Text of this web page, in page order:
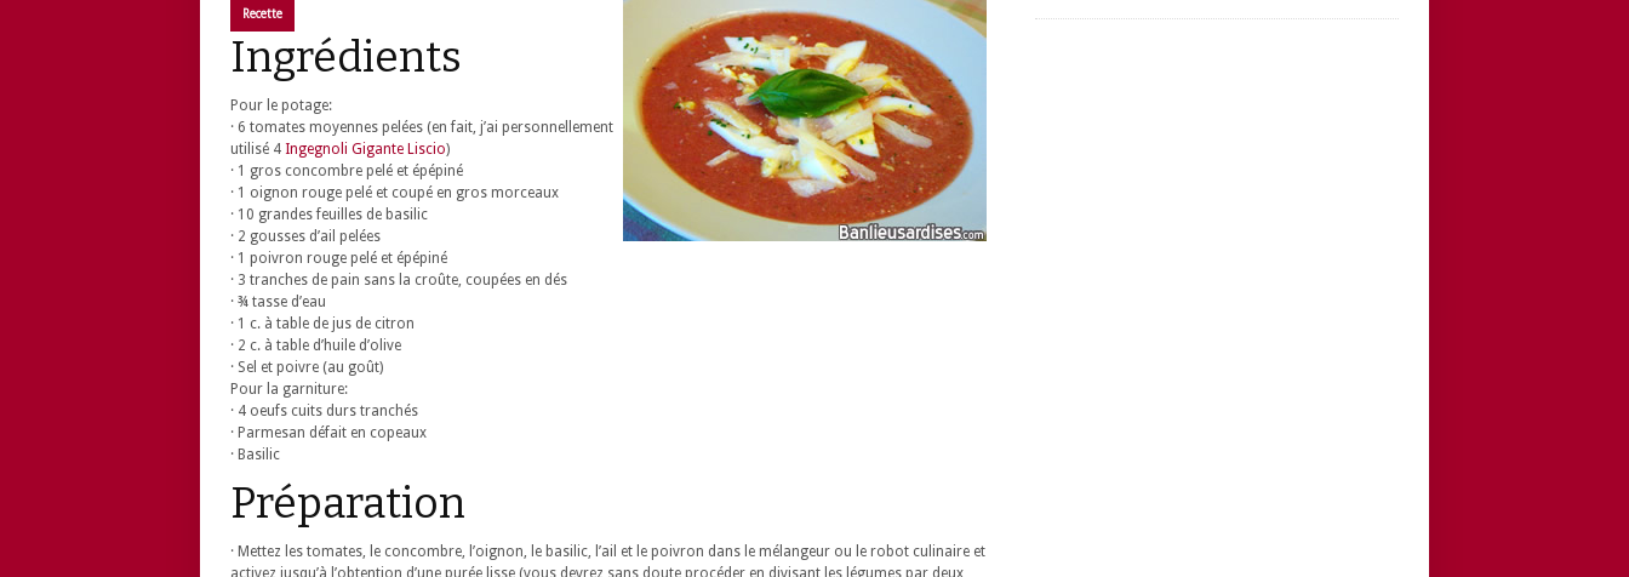
Recette
Ingrédients
Pour le potage:
· 6 tomates moyennes pelées (en fait, j’ai personnellement
utilisé 4 Ingegnoli Gigante Liscio)
· 1 gros concombre pelé et épépiné
· 1 oignon rouge pelé et coupé en gros morceaux
· 10 grandes feuilles de basilic
· 2 gousses d’ail pelées
· 1 poivron rouge pelé et épépiné
· 3 tranches de pain sans la croûte, coupées en dés
· ¾ tasse d’eau
· 1 c. à table de jus de citron
· 2 c. à table d’huile d’olive
· Sel et poivre (au goût)
Pour la garniture:
· 4 oeufs cuits durs tranchés
· Parmesan défait en copeaux
· Basilic
Préparation
· Mettez les tomates, le concombre, l’oignon, le basilic, l’ail et le poivron dans le mélangeur ou le robot culinaire et
activez jusqu’à l’obtention d’une purée lisse (vous devrez sans doute procéder en divisant les légumes par deux